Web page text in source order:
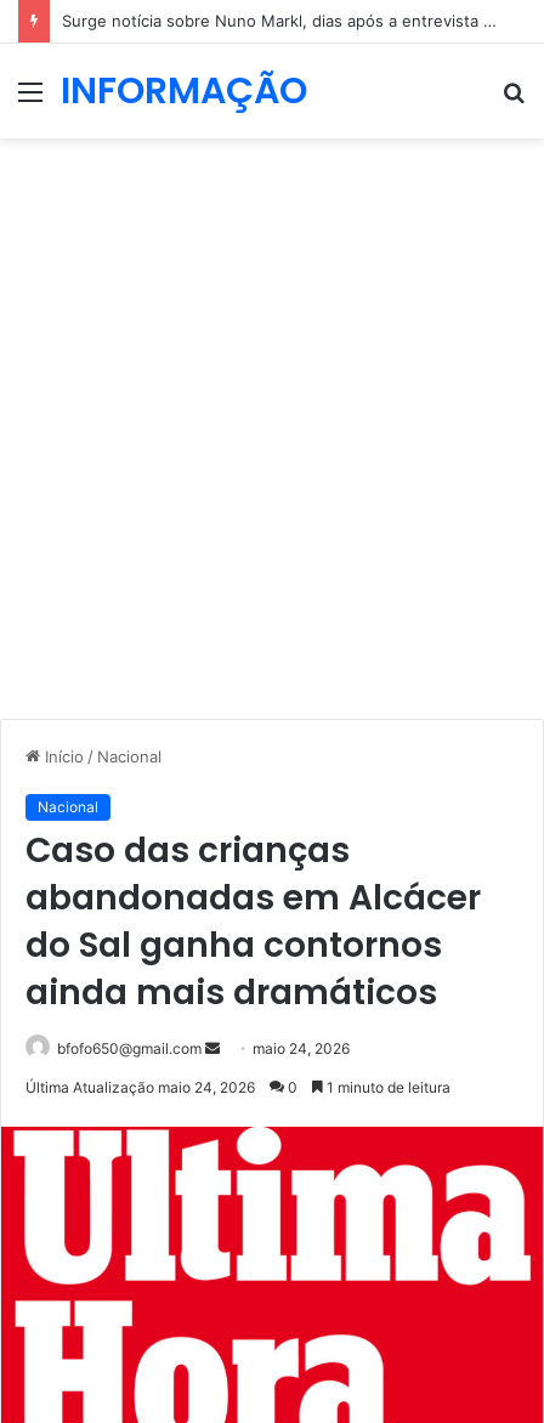
Surge notícia sobre Nuno Markl, dias após a entrevista a Daniel Oliveira
MenuINFORMAÇÃO
Início / Nacional
Nacional
Caso das crianças
abandonadas em Alcácer
do Sal ganha contornos
ainda mais dramáticos
bfofo650@gmail.com
Mande
mail
maio 24, 2026
Última Atualização maio 24, 2026 0 1 minuto de leitura